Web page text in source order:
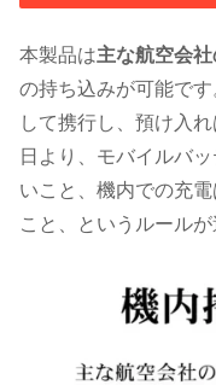
本製品は主な航空会
の持ち込みが可能で
して携行し、預け入
日より、モバイルバ
いこと、機内での充
こと、というルールが